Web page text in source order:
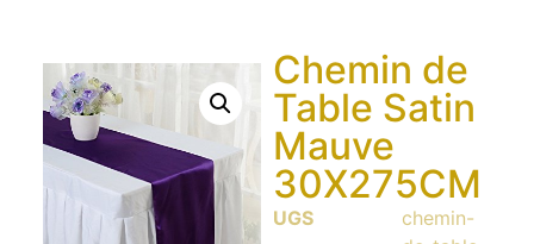
Chemin de
Table Satin
Mauve
30X275CM
UGS
chemin-